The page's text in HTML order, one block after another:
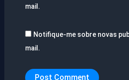
mail.
Notifique-me sobre novas
mail.